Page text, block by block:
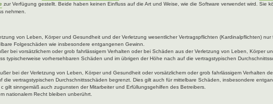
zur Verfügung gestellt. Beide haben keinen Einfluss auf die Art und Weise, wie die Software verwendet wird. Sie
nehmen.
von Leben, Körper und Gesundheit und der Verletzung wesentlicher Vertragspflichten (Kardinalpflichten)
Folgeschäden wie insbesondere entgangenen Gewinn.
bei vorsätzlichem oder grob fahrlässigem Verhalten oder bei Schäden aus der Verletzung von Leben, Körper
typischerweise vorhersehbaren Schäden und im übrigen der Höhe nach auf die vertragstypischen
bei der Verletzung von Leben, Körper und Gesundheit oder vorsätzlichem oder grob fahrlässigem Verhalten
vertragstypischen Durchschnittsschäden begrenzt. Dies gilt auch für mittelbare Schäden, insbesondere
gilt sinngemäß auch zugunsten der Mitarbeiter und Erfüllungsgehilfen des Betreibers.
nationalem Recht bleiben unberührt.